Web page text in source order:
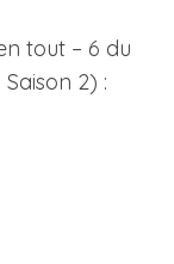
tout – 6 du
2) :